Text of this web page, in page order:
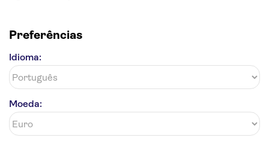
Preferências
Idioma:
Moeda: